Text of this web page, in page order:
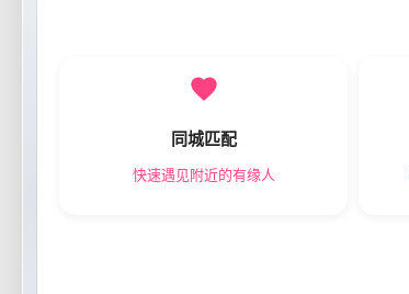
同城匹配
快速遇见附近的有缘人